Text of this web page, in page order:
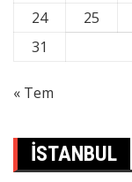
24
25
31
« Tem
İSTANBUL